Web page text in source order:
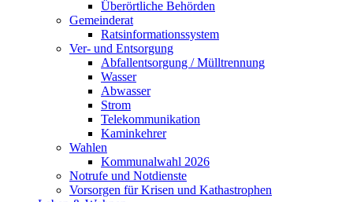
Überörtliche Behörden
Gemeinderat
Ratsinformationssystem
Ver- und Entsorgung
Abfallentsorgung / Mülltrennung
Wasser
Abwasser
Strom
Telekommunikation
Kaminkehrer
Wahlen
Kommunalwahl 2026
Notrufe und Notdienste
Vorsorgen für Krisen und Kathastrophen